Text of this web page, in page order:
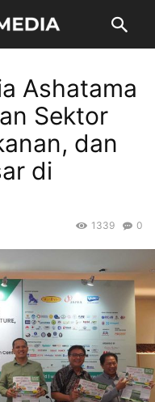
Ashatama
Sektor
dan
di
0
1339